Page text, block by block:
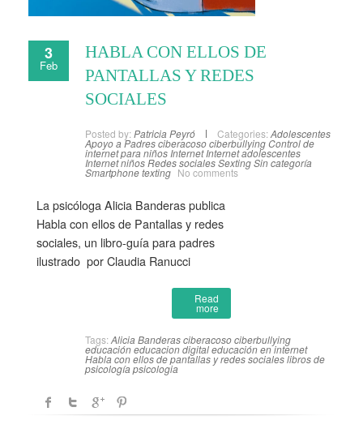
3
Feb
HABLA CON ELLOS DE
PANTALLAS Y REDES
SOCIALES
Posted by: Patricia Peyró Categories: Adolescentes
Apoyo a PadresciberacosociberbullyingControl de
internet para niños Internet Internet adolescentes
Internet niñosRedes socialesSextingSin categoría
Smartphonetexting No comments
La psicóloga Alicia Banderas publica
Habla con ellos de Pantallas y redes
sociales, un libro-guía para padres
ilustrado por Claudia Ranucci
Read
more
Tags: Alicia Banderasciberacosociberbullying
educacióneducacion digitaleducación en internet
Habla con ellos de pantallas y redes socialeslibros de
psicología psicologia